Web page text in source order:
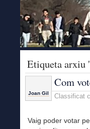
Etiqueta arxiu
Joan Gil
Com
Classificat
Vaig poder votar